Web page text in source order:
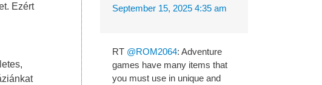
Ezért
September 15, 2025 4:35 am
RT @ROM2064: Adventure
games have many items that
you must use in unique and